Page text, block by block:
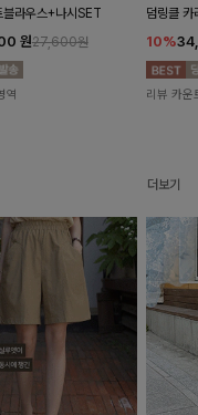
블라우스+나시SET
원27,600원
역
덤링클 카
10%
리뷰 카운
더보기